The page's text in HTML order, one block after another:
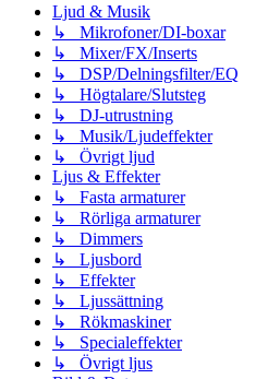
Ljud & Musik
↳ Mikrofoner/DI-boxar
↳ Mixer/FX/Inserts
↳ DSP/Delningsfilter/EQ
↳ Högtalare/Slutsteg
↳ DJ-utrustning
↳ Musik/Ljudeffekter
↳ Övrigt ljud
Ljus & Effekter
↳ Fasta armaturer
↳ Rörliga armaturer
↳ Dimmers
↳ Ljusbord
↳ Effekter
↳ Ljussättning
↳ Rökmaskiner
↳ Specialeffekter
↳ Övrigt ljus